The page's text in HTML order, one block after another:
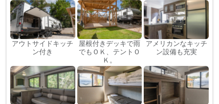
アウトサイドキッチ
ン付き
屋根付きデッキで雨
でもＯＫ、テントＯ
Ｋ。
アメリカンなキッチ
ン設備も充実